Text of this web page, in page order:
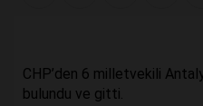
CHP’den 6 milletvekili
bulundu ve gitti.